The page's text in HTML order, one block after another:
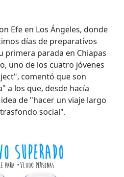
Efe en Los Ángeles, donde
días de preparativos
primera parada en Chiapas
uno de los cuatro jóvenes
comentó que son
a los que, desde hacía
de "hacer un viaje largo
social".